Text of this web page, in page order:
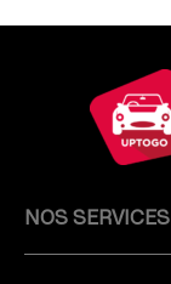
NOS SERVICES